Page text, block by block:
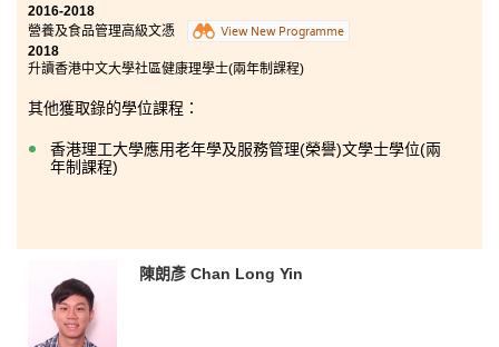
在書院三年的學習有苦有樂；苦是忙於應付功課，樂則
是自己的努力得到認同，順利獲香港大學取錄，入讀心
儀的護理學學士。
2016-2018
營養及食品管理高級文憑
View New Programme
2018
升讀香港中文大學社區健康理學士(兩年制課程)
其他獲取錄的學位課程：
香港理工大學應用老年學及服務管理(榮譽)文學士學位(兩
年制課程)
陳朗彥 Chan Long Yin